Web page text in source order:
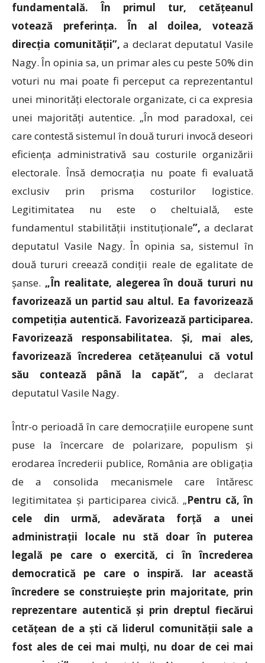
fundamentală. În primul tur, cetățeanul
votează preferința. În al doilea, votează
direcția comunității”, a declarat deputatul Vasile
Nagy. În opinia sa, un primar ales cu peste 50% din
voturi nu mai poate fi perceput ca reprezentantul
unei minorități electorale organizate, ci ca expresia
unei majorități autentice. „În mod paradoxal, cei
care contestă sistemul în două tururi invocă deseori
eficiența administrativă sau costurile organizării
electorale. Însă democrația nu poate fi evaluată
exclusiv prin prisma costurilor logistice.
Legitimitatea nu este o cheltuială, este
fundamentul stabilității instituționale”, a declarat
deputatul Vasile Nagy. În opinia sa, sistemul în
două tururi creează condiții reale de egalitate de
șanse. „În realitate, alegerea în două tururi nu
favorizează un partid sau altul. Ea favorizează
competiția autentică. Favorizează participarea.
Favorizează responsabilitatea. Și, mai ales,
favorizează încrederea cetățeanului că votul
său contează până la capăt”, a declarat
deputatul Vasile Nagy.
Într-o perioadă în care democrațiile europene sunt
puse la încercare de polarizare, populism și
erodarea încrederii publice, România are obligația
de a consolida mecanismele care întăresc
legitimitatea și participarea civică. „Pentru că, în
cele din urmă, adevărata forță a unei
administrații locale nu stă doar în puterea
legală pe care o exercită, ci în încrederea
democratică pe care o inspiră. Iar această
încredere se construiește prin majoritate, prin
reprezentare autentică și prin dreptul fiecărui
cetățean de a ști că liderul comunității sale a
fost ales de cei mai mulți, nu doar de cei mai